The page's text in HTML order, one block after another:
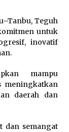
Teguh
untuk
inovatif
mampu
meningkatkan
daerah dan
dan semangat